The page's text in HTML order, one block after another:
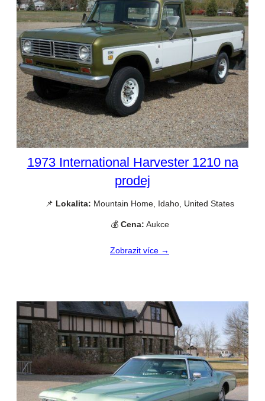
1973 International Harvester 1210 na
prodej
📌 Lokalita: Mountain Home, Idaho, United States
💰 Cena: Aukce
Zobrazit více →